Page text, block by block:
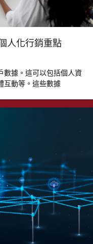
人化行銷重點
數據。這可以包括個人資
互動等。這些數據